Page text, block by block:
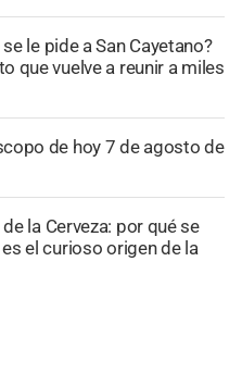
se le pide a San Cayetano?
que vuelve a reunir a miles
de hoy 7 de agosto de
la Cerveza: por qué se
el curioso origen de la